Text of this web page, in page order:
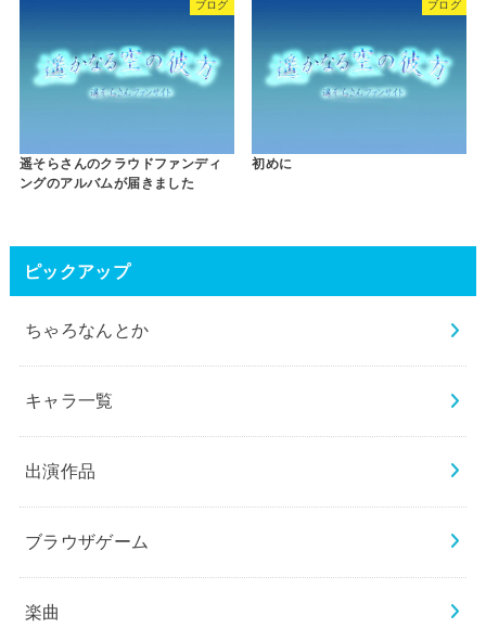
ブログ
遥そらさんのクラウドファンディ
ングのアルバムが届きました
ブログ
初めに
ピックアップ
ちゃろなんとか
キャラ一覧
出演作品
ブラウザゲーム
楽曲